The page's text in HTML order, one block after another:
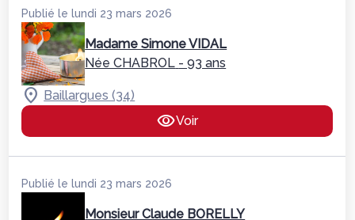
Publié le lundi 23 mars 2026
Madame Simone VIDAL
Née CHABROL - 93 ans
Baillargues (34)
Voir
Publié le lundi 23 mars 2026
Monsieur Claude BORELLY